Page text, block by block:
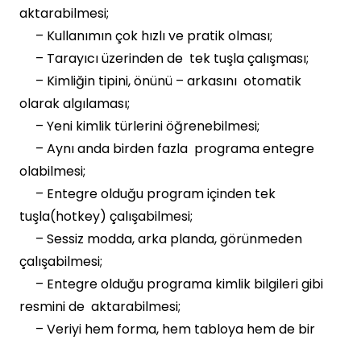
aktarabilmesi;
– Kullanımın çok hızlı ve pratik olması;
– Tarayıcı üzerinden de tek tuşla çalışması;
– Kimliğin tipini, önünü – arkasını otomatik
olarak algılaması;
– Yeni kimlik türlerini öğrenebilmesi;
– Aynı anda birden fazla programa entegre
olabilmesi;
– Entegre olduğu program içinden tek
tuşla(hotkey) çalışabilmesi;
– Sessiz modda, arka planda, görünmeden
çalışabilmesi;
– Entegre olduğu programa kimlik bilgileri gibi
resmini de aktarabilmesi;
– Veriyi hem forma, hem tabloya hem de bir